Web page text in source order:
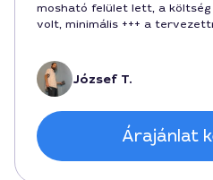
mosható felület lett, a
volt, minimális +++ a
József T.
Árajánlat